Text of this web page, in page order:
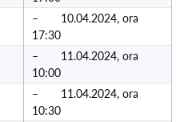
– 10.04.2024, ora
17:30
– 11.04.2024, ora
10:00
– 11.04.2024, ora
10:30